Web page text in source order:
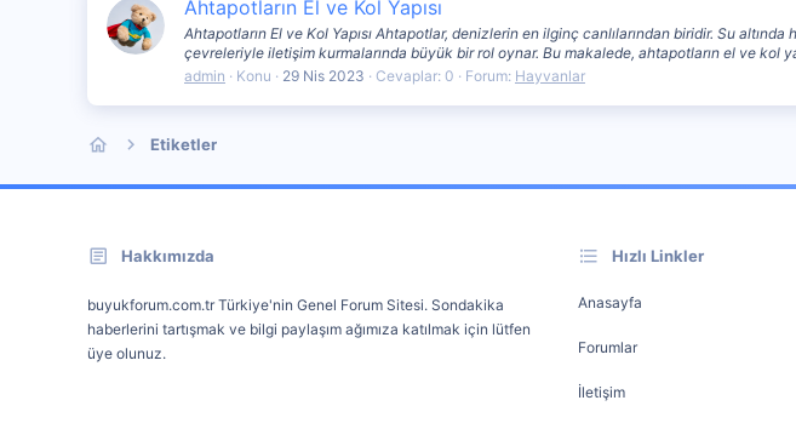
Ahtapotların El ve Kol Yapısı
Ahtapotların El ve Kol Yapısı Ahtapotlar, denizlerin en ilginç canlılarından biridir. Su
çevreleriyle iletişim kurmalarında büyük bir rol oynar. Bu makalede, ahtapotların el ve kol
admin
Konu 29 Nis 2023 Cevaplar: 0 Forum: Hayvanlar
Etiketler
Hakkımızda
buyukforum.com.tr Türkiye'nin Genel Forum Sitesi. Sondakika
haberlerini tartışmak ve bilgi paylaşım ağımıza katılmak için lütfen
üye olunuz.
Hızlı Linkler
Anasayfa
Forumlar
İletişim